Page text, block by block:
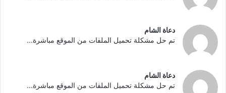
دعاة الشام
تم حل مشكلة تحميل الملفات من الموقع مباشرة...
دعاة الشام
تم حل مشكلة تحميل الملفات من الموقع مباشرة...